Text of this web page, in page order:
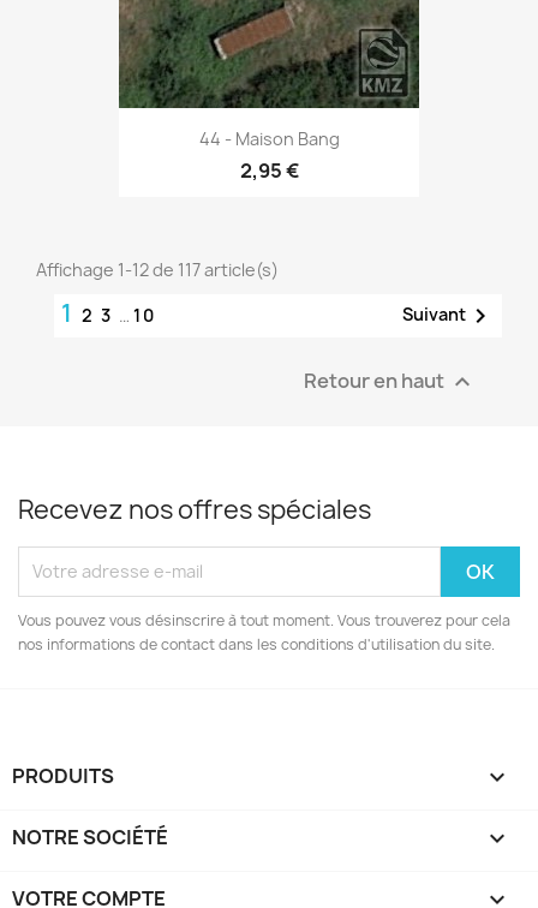
44 - Maison Bang
2,95 €
Affichage 1-12 de 117 article(s)
1 2 3 … 10 Suivant 
Retour en haut 
Recevez nos offres spéciales
Vous pouvez vous désinscrire à tout moment. Vous trouverez pour cela
nos informations de contact dans les conditions d'utilisation du site.
PRODUITS 
NOTRE SOCIÉTÉ 
VOTRE COMPTE 